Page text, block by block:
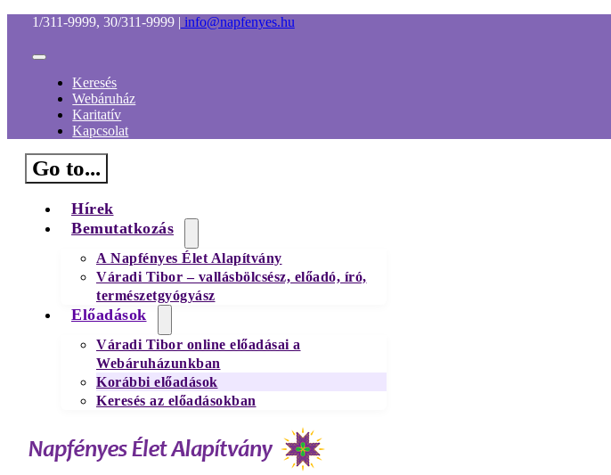
Kihagyás
1/311-9999, 30/311-9999 | info@napfenyes.hu
Toggle
NavigationKeresés
Webáruház
Karitatív
Kapcsolat
Go to...
Hírek
Bemutatkozás
A Napfényes Élet Alapítvány
Váradi Tibor – vallásbölcsész, előadó, író,
természetgyógyász
Előadások
Váradi Tibor online előadásai a
Webáruházunkban
Korábbi előadások
Keresés az előadásokban